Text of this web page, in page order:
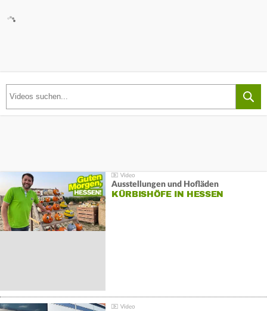
Ausstellungen und Hofläden
KÜRBISHÖFE IN HESSEN